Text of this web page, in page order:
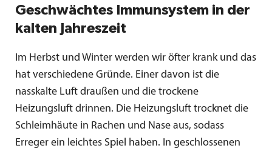
Geschwächtes Immunsystem in der
kalten Jahreszeit
Im Herbst und Winter werden wir öfter krank und das
hat verschiedene Gründe. Einer davon ist die
nasskalte Luft draußen und die trockene
Heizungsluft drinnen. Die Heizungsluft trocknet die
Schleimhäute in Rachen und Nase aus, sodass
Erreger ein leichtes Spiel haben. In geschlossenen